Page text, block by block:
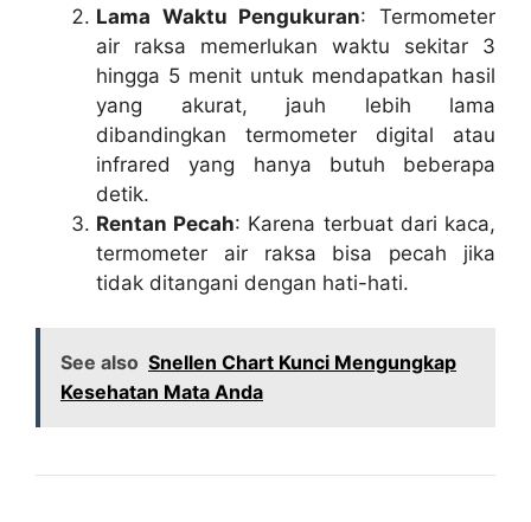
Lama Waktu Pengukuran: Termometer
air raksa memerlukan waktu sekitar 3
hingga 5 menit untuk mendapatkan hasil
yang akurat, jauh lebih lama
dibandingkan termometer digital atau
infrared yang hanya butuh beberapa
detik.
Rentan Pecah: Karena terbuat dari kaca,
termometer air raksa bisa pecah jika
tidak ditangani dengan hati-hati.
See also Snellen Chart Kunci Mengungkap
Kesehatan Mata Anda